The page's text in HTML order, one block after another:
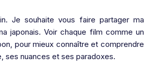
Je souhaite vous faire partager ma
japonais. Voir chaque film comme un
pour mieux connaître et comprendre
ses nuances et ses paradoxes.